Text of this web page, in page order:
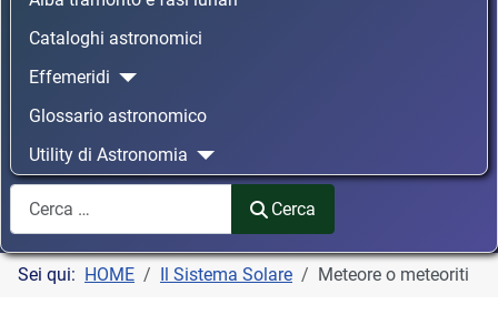
Cataloghi astronomici
Effemeridi
Glossario astronomico
Utility di Astronomia
Cerca
Cerca
Sei qui: HOME Il Sistema Solare Meteore o meteoriti